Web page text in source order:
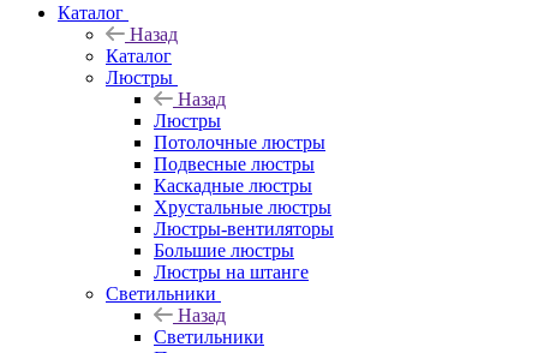
Каталог
Назад
Каталог
Люстры
Назад
Люстры
Потолочные люстры
Подвесные люстры
Каскадные люстры
Хрустальные люстры
Люстры-вентиляторы
Большие люстры
Люстры на штанге
Светильники
Назад
Светильники